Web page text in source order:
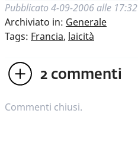
Pubblicato 4-09-2006 alle 17:32
Archiviato in: Generale
Tags: Francia, laicità
2 commenti
Commenti chiusi.